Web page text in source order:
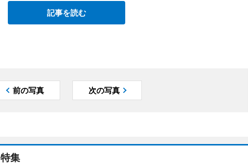
記事を読む
前の写真 次の写真
特集